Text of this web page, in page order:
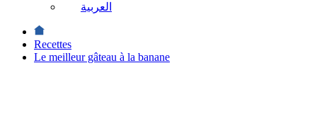
العربية
Recettes
Le meilleur gâteau à la banane